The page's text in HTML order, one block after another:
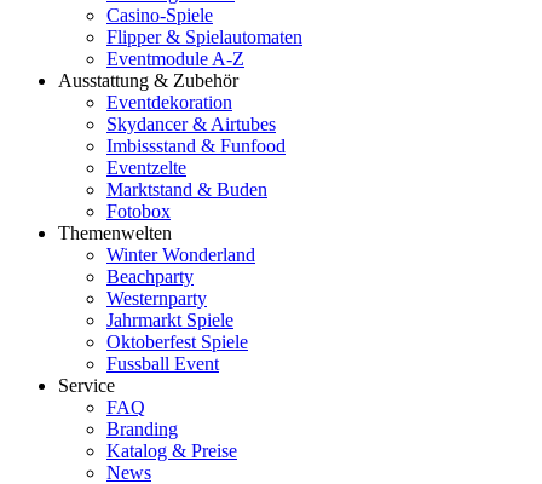
Casino-Spiele
Flipper & Spielautomaten
Eventmodule A-Z
Ausstattung & Zubehör
Eventdekoration
Skydancer & Airtubes
Imbissstand & Funfood
Eventzelte
Marktstand & Buden
Fotobox
Themenwelten
Winter Wonderland
Beachparty
Westernparty
Jahrmarkt Spiele
Oktoberfest Spiele
Fussball Event
Service
FAQ
Branding
Katalog & Preise
News